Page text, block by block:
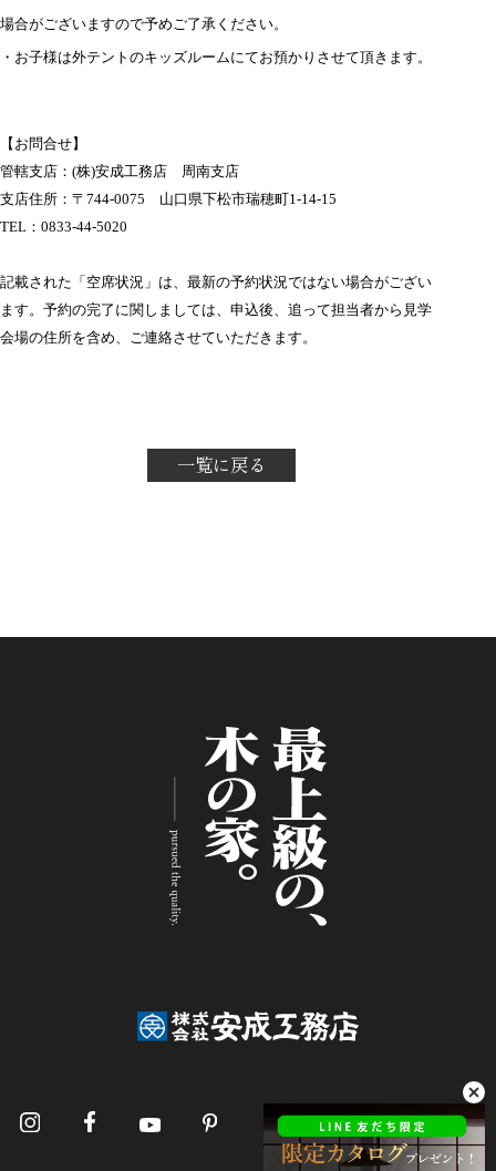
場合がございますので予めご了承ください。
・お子様は外テントのキッズルームにてお預かりさせて頂きます。
【お問合せ】
管轄支店：(株)安成工務店 周南支店
支店住所：〒744-0075 山口県下松市瑞穂町1-14-15
TEL：0833-44-5020
記載された「空席状況」は、最新の予約状況ではない場合がござい
ます。 予約の完了に関しましては、申込後、追って担当者から見学
会場の住所を含め、ご連絡させていただきます。
一覧に戻る